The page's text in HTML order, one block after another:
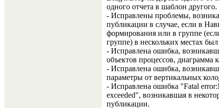
одного отчета в шаблон другого.
- Исправлены проблемы,
публикации в случае, если в
формирования или в группе
группе) в нескольких местах
- Исправлена ошибка,
объектов процессов, диаграмма
- Исправлена ошибка,
параметры от вертикальных
- Исправлена ошибка "Fatal
exceeded", возникавшая в
публикации.